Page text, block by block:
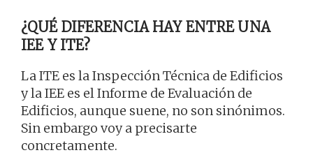
¿QUÉ DIFERENCIA HAY ENTRE UNA
IEE Y ITE?
La ITE es la Inspección Técnica de Edificios
y la IEE es el Informe de Evaluación de
Edificios, aunque suene, no son sinónimos.
Sin embargo voy a precisarte
concretamente.